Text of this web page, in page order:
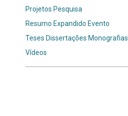
Projetos Pesquisa
Resumo Expandido Evento
Teses Dissertações Monografias
Vídeos